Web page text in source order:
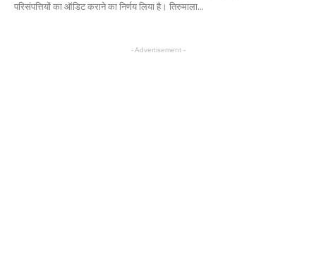
परिसंपत्तियों का ऑडिट कराने का निर्णय लिया है। तिरुमाला...
- Advertisement -